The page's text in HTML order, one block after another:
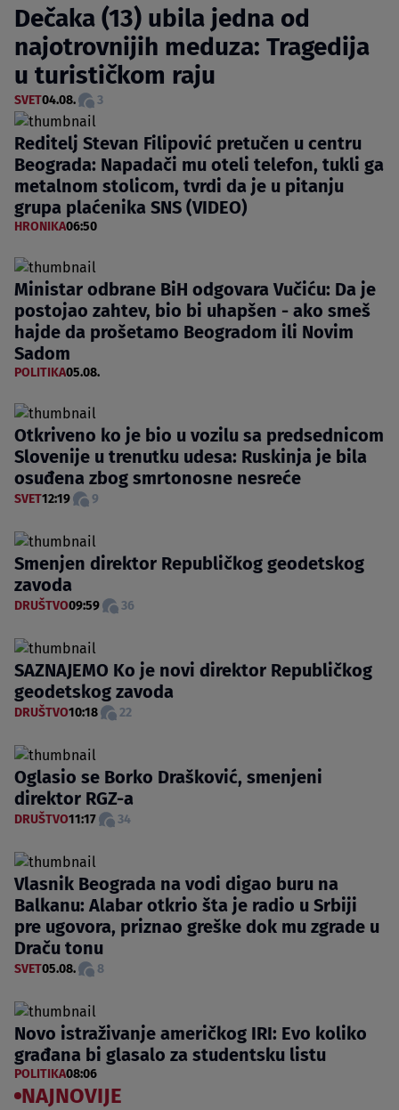
Dečaka (13) ubila jedna od
najotrovnijih meduza: Tragedija
u turističkom raju
SVET04.08. 3
Reditelj Stevan Filipović pretučen u centru
Beograda: Napadači mu oteli telefon, tukli ga
metalnom stolicom, tvrdi da je u pitanju
grupa plaćenika SNS (VIDEO)
HRONIKA06:50
Ministar odbrane BiH odgovara Vučiću: Da je
postojao zahtev, bio bi uhapšen - ako smeš
hajde da prošetamo Beogradom ili Novim
Sadom
POLITIKA05.08.
Otkriveno ko je bio u vozilu sa predsednicom
Slovenije u trenutku udesa: Ruskinja je bila
osuđena zbog smrtonosne nesreće
SVET12:19 9
Smenjen direktor Republičkog geodetskog
zavoda
DRUŠTVO09:59 36
SAZNAJEMO Ko je novi direktor Republičkog
geodetskog zavoda
DRUŠTVO10:18 22
Oglasio se Borko Drašković, smenjeni
direktor RGZ-a
DRUŠTVO11:17 34
Vlasnik Beograda na vodi digao buru na
Balkanu: Alabar otkrio šta je radio u Srbiji
pre ugovora, priznao greške dok mu zgrade u
Draču tonu
SVET05.08. 8
Novo istraživanje američkog IRI: Evo koliko
građana bi glasalo za studentsku listu
POLITIKA08:06
NAJNOVIJE